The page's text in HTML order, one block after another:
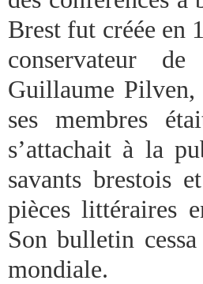
Brest fut créée en
conservateur
Guillaume Pilven,
ses membres
s’attachait à la
savants brestois
pièces littéraires
Son bulletin
mondiale.